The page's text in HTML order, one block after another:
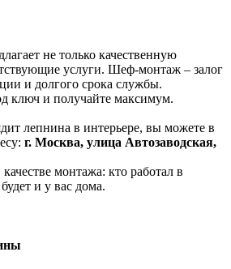
не только качественную
услуги. Шеф-монтаж – залог
и долгого срока службы.
ключ и получайте максимум.
лепнина в интерьере, вы можете в
г. Москва, улица Автозаводская,
монтажа: кто работал в
и у вас дома.